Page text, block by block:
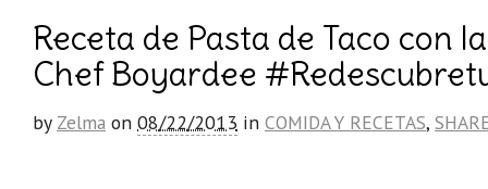
Receta de Pasta de Taco con
Chef Boyardee
by Zelma on 08/22/2013 in COMIDA Y RECETAS,